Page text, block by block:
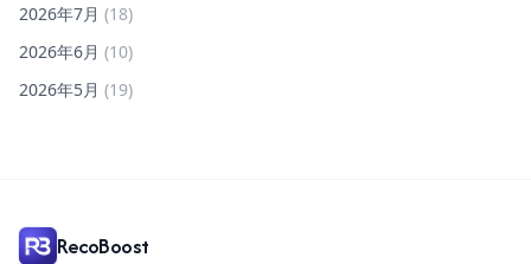
2026年7月 (18)
2026年6月 (10)
2026年5月 (19)
RecoBoost